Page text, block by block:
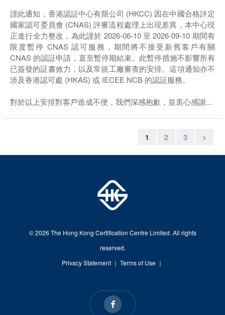
謹此通知，香港認証中心有限公司 (HKCC) 因在中國合格評定
國家認可委員會 (CNAS) 評審流程處理上出現差異，本中心現
正進行全力整改，為此謹於 2026-06-10 至 2026-09-10 期間有
限度暫停 CNAS 認可服務，期間將不接受新舊客戶有關
CNAS 的認証申請，直至暫停期結束。此暫停措施不影響所有
已簽發的証書效力，以及常規工廠審查的安排。這項通知亦不
涉及香港認可處 (HKAS) 或 IECEE NCB 的認証服務。
對於以上安排對客戶造成不便，我們深感抱歉，並衷心感謝...
1 2 3 >
© 2026 The Hong Kong Certification Centre Limited. All rights
reserved.
Privacy Statement ｜ Terms of Use ｜